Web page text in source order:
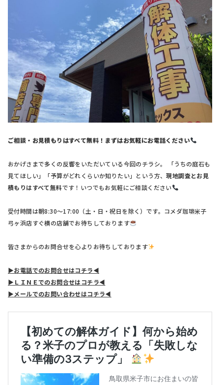
ご相談・お見積もりはすべて無料！まずはお気軽にお電話ください
おかげさまで多くの反響をいただいている今回のチラシ。 「うちの庭石も
見てほしい」「予算がどれくらいか知りたい」という方、現地調査とお見
積もりはすべて無料です！いつでもお気軽にご相談ください
受付時間は朝8:30〜17:00（土・日・祝日を除く）です。コメダ珈琲米子
弓ヶ浜店すぐ横の店舗でお待ちしております
皆さまからのお問合せを心よりお待ちしております
▶お電話でのお問合せはコチラ◀
▶ＬＩＮＥでのお問合せはコチラ◀
▶メールでのお問い合わせはコチラ◀